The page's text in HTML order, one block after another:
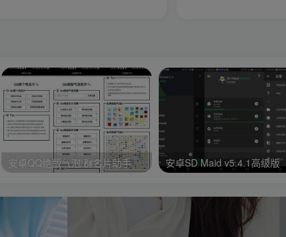
安卓QQ绝版气泡/群名片助手 安卓SD Maid v5.4.1高级版